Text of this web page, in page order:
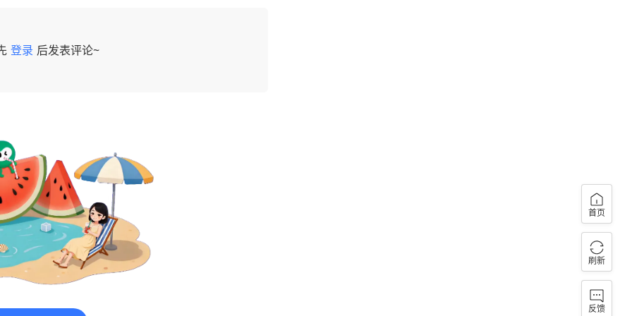
登录 后发表评论~
首页
刷新
反馈